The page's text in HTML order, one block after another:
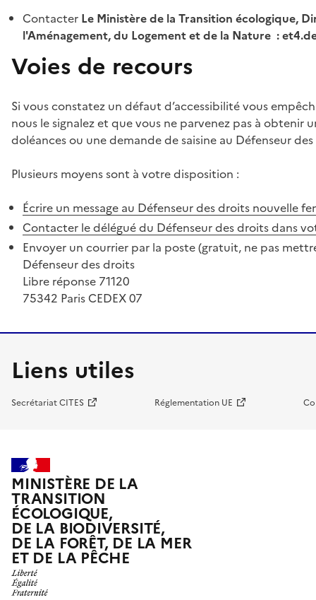
Contacter Le Ministère de la Transition écologique,
l'Aménagement, du Logement et de la Nature :
Voies de recours
Si vous constatez un défaut d’accessibilité vous
nous le signalez et que vous ne parvenez pas à
doléances ou une demande de saisine au Défenseur
Plusieurs moyens sont à votre disposition :
Écrire un message au Défenseur des droits nouvelle
Contacter le délégué du Défenseur des droits dans
Envoyer un courrier par la poste (gratuit, ne pas
Défenseur des droits
Libre réponse 71120
75342 Paris CEDEX 07
Liens utiles
Secrétariat CITES Réglementation UE
MINISTÈRE DE LA
TRANSITION
ÉCOLOGIQUE,
DE LA BIODIVERSITÉ,
DE LA FORÊT, DE LA MER
ET DE LA PÊCHE